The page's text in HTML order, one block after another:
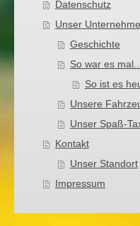
Datenschutz
Unser
Geschichte
So war es mal...
So ist es
Unsere
Unser Spaß-
Kontakt
Unser Standort
Impressum